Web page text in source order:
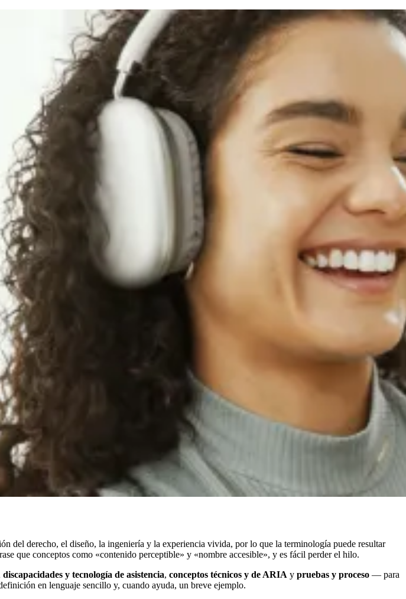
del derecho, el diseño, la ingeniería y la experiencia vivida, por lo que la terminología puede resultar
que conceptos como «contenido perceptible» y «nombre accesible», y es fácil perder el hilo.
discapacidades y tecnología de asistencia, conceptos técnicos y de ARIA y pruebas y proceso — para
en lenguaje sencillo y, cuando ayuda, un breve ejemplo.